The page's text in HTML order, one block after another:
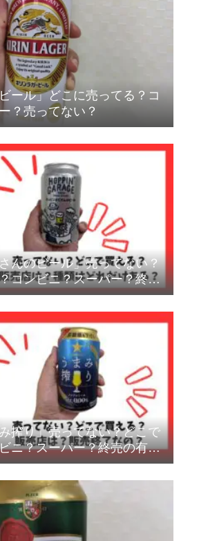
ール」どこに売ってる？コ
？売ってない？
んのビール」売ってない？
コンビニ？スーパー？終
搾り」売ってない？どこで
ニ？スーパー？終売の有無